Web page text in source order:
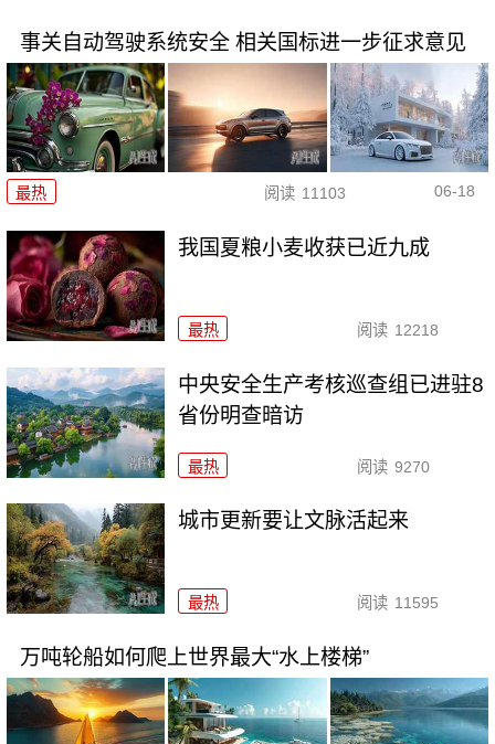
事关自动驾驶系统安全 相关国标进一步征求意见
最热 阅读 11103 06-18
我国夏粮小麦收获已近九成
最热 阅读 12218
中央安全生产考核巡查组已进驻8
省份明查暗访
最热 阅读 9270
城市更新要让文脉活起来
最热 阅读 11595
万吨轮船如何爬上世界最大“水上楼梯”